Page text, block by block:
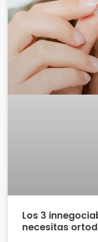
Los 3
necesitas